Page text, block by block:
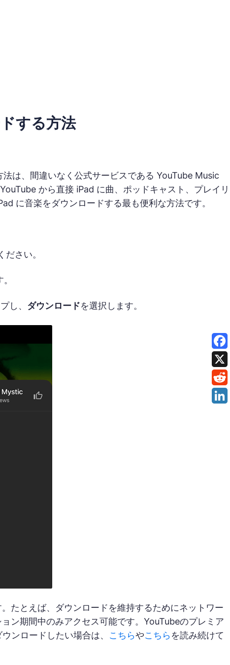
する方法
法は、間違いなく公式サービスである YouTube Music
から直接 iPad に曲、ポッドキャスト、プレイリ
に音楽をダウンロードする最も便利な方法です。
さい。
し、 ダウンロードを選択します。
たとえば、ダウンロードを維持するためにネットワー
ン期間中のみアクセス可能です。YouTubeのプレミア
ンロードしたい場合は、
こちらやこちらを読み続けて